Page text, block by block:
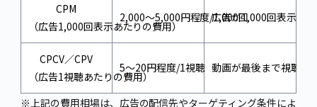
CPM
（広告1,000回表示あたりの費用）
2,000〜5,000円程度/1,000回広告が1,000回表示さ
CPCV／CPV
（広告1視聴あたりの費用）
5〜20円程度/1視聴 動画が最後まで視聴さ
※上記の費用相場は、広告の配信先やターゲティング条件によ